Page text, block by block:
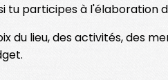
tu participes à l'élaboration
du lieu, des activités, des